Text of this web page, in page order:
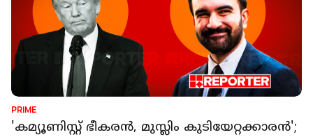
PRIME
'കമ്യൂണിസ്റ്റ് ഭീകരന്‍, മുസ്ലിം കുടിയേറ്റക്കാരന്‍';